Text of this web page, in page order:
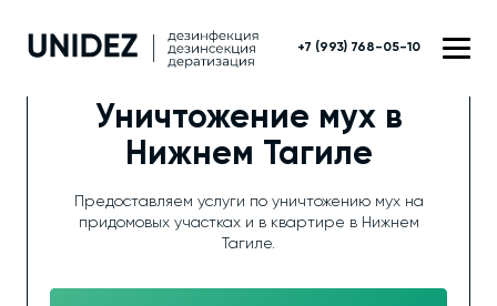
+7 (993) 768-05-10
Уничтожение мух в
Нижнем Тагиле
Предоставляем услуги по уничтожению мух на
придомовых участках и в квартире в Нижнем
Тагиле.